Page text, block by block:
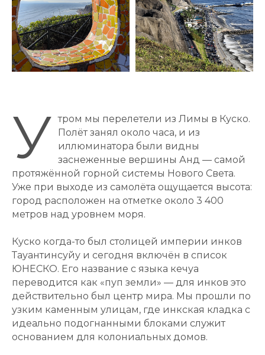
У тром мы перелетели из Лимы в Куско.
Полёт занял около часа, и из
иллюминатора были видны
заснеженные вершины Анд — самой
протяжённой горной системы Нового Света.
Уже при выходе из самолёта ощущается высота:
город расположен на отметке около 3 400
метров над уровнем моря.
Куско когда-то был столицей империи инков
Тауантинсуйу и сегодня включён в список
ЮНЕСКО. Его название с языка кечуа
переводится как «пуп земли» — для инков это
действительно был центр мира. Мы прошли по
узким каменным улицам, где инкская кладка с
идеально подогнанными блоками служит
основанием для колониальных домов.